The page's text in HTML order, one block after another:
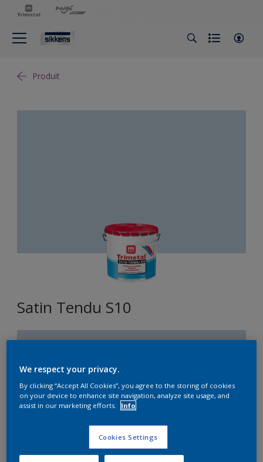
Produit
Satin Tendu S10
Format
1L 2,5L
We respect your privacy.
By clicking “Accept All Cookies”, you agree to the storing of cookies
on your device to enhance site navigation, analyze site usage, and
assist in our marketing efforts.
Info
Cookies Settings